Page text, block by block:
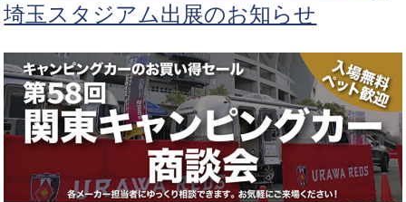
埼玉スタジアム出展のお知らせ